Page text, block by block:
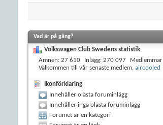
Vad är på gång?
Volkswagen Club Swedens statistik
Ämnen 27 610 Inlägg 270 097 Medlemmar
Välkommen till vår senaste medlem, aircooled
Ikonförklaring
Innehåller olästa foruminlägg
Innehåller inga olästa foruminlägg
Forumet är en kategori